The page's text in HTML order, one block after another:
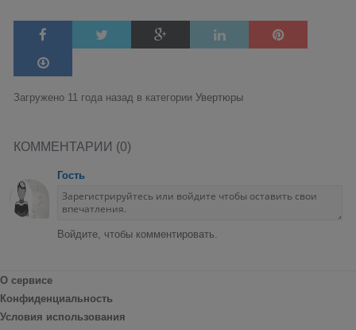
Загружено 11 года назад в категории Увертюры
КОММЕНТАРИИ (0)
Гость
Войдите, чтобы комментировать.
О сервисе
Конфиденциальность
Условия использования